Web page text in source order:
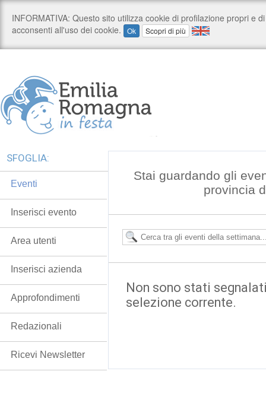
Stai guardando gli
provincia
Non sono stati
selezione corrente.
SFOGLIA:
Eventi
Inserisci evento
Area utenti
Inserisci azienda
Approfondimenti
Redazionali
Ricevi Newsletter